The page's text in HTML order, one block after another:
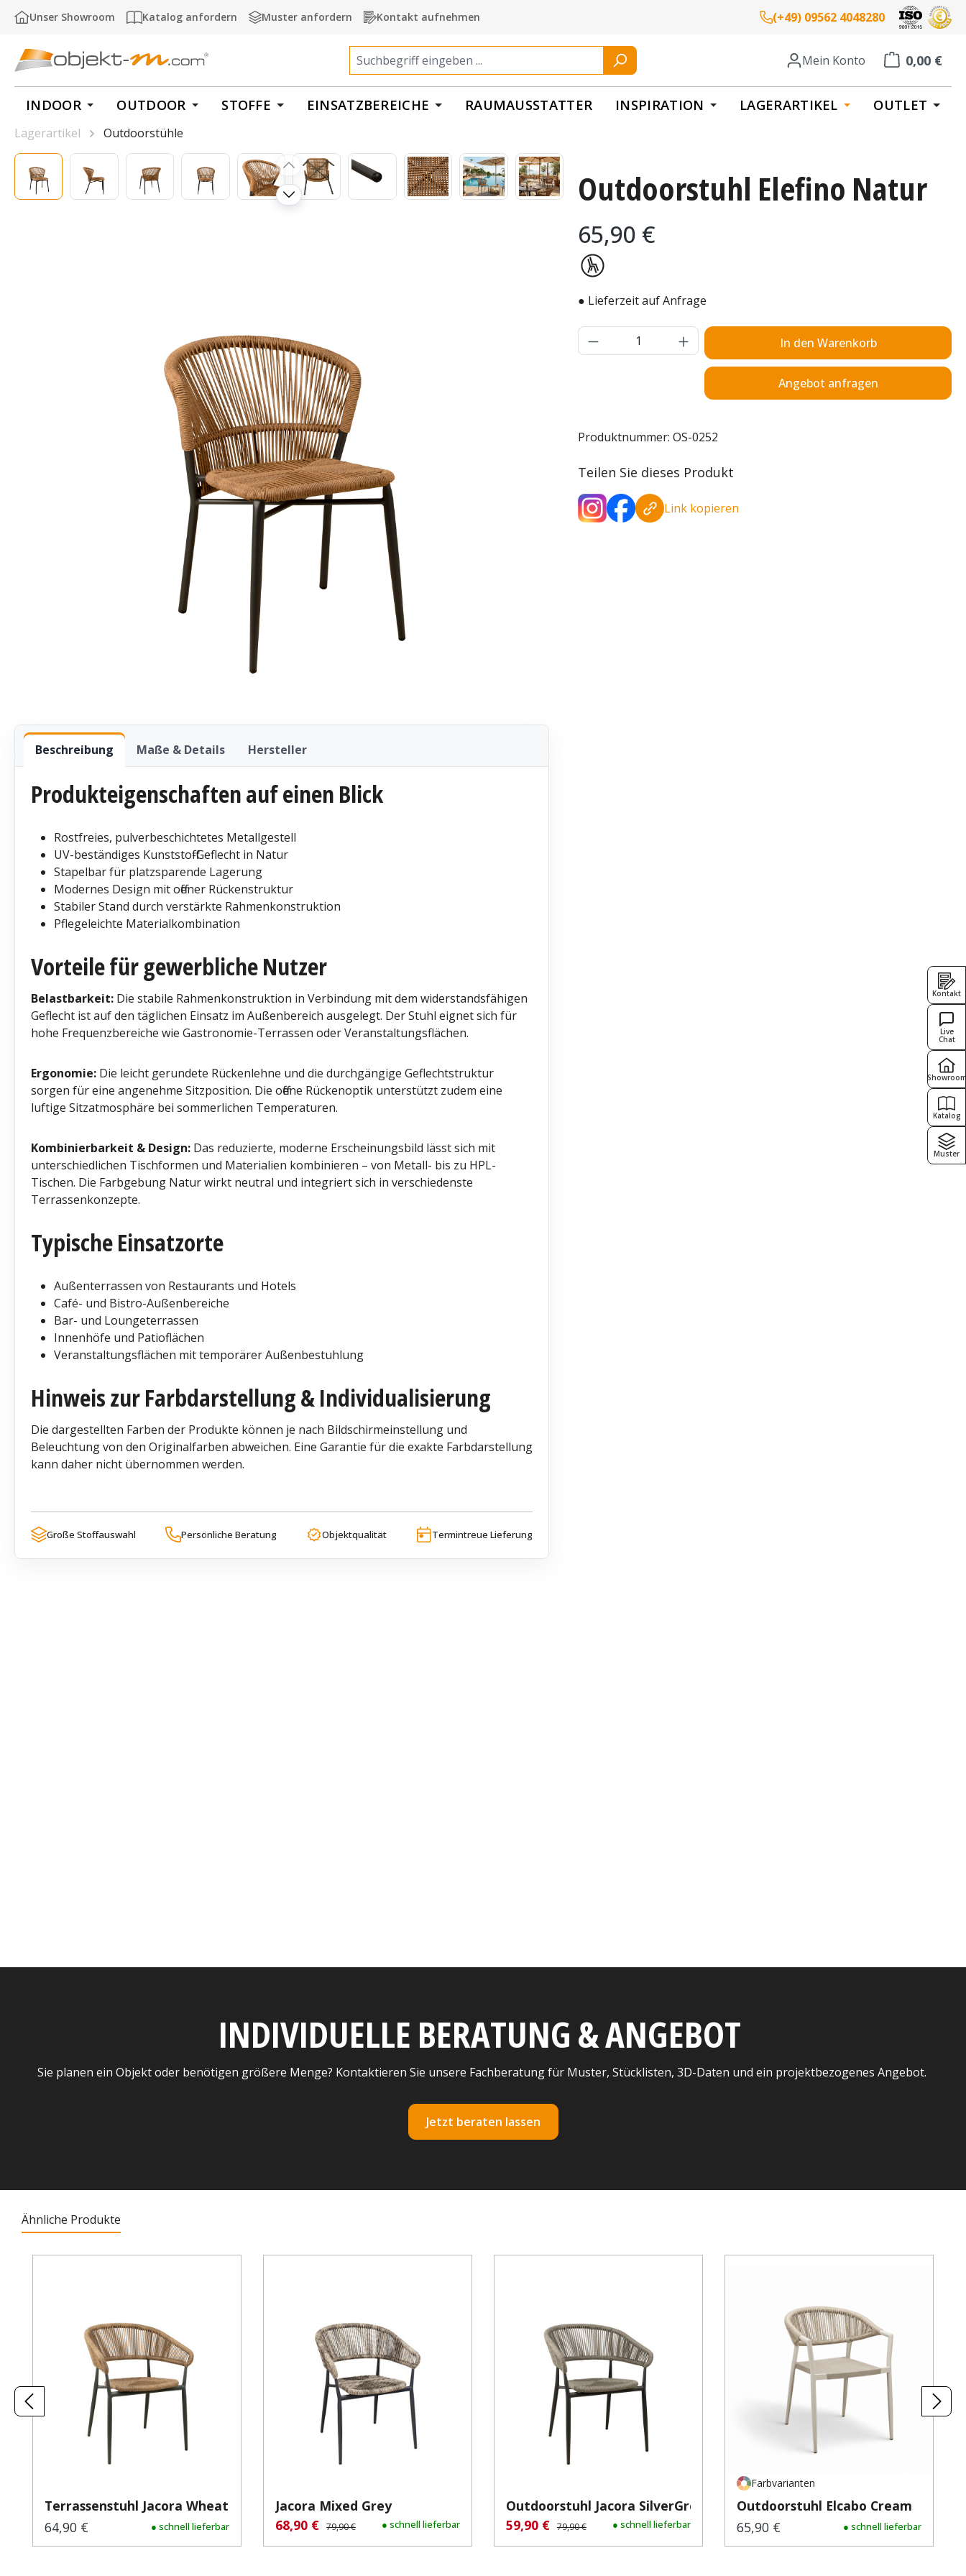
Hauptinhalt springen
Zur Suche springen
Zur Hauptnavigation springen
Unser Showroom Katalog anfordern Muster anfordern Kontakt aufnehmen (+49) 09562 4048280
Mein Konto 0,00 €
Warenkorb
INDOOR OUTDOOR STOFFE EINSATZBEREICHE RAUMAUSSTATTER INSPIRATION LAGERARTIKEL OUTLET
Outdoorstuhl Elefino Natur
Regulärer Preis:
65,90 €
● Lieferzeit auf Anfrage
Produkt Anzahl: Gib den gewünschten Wert
In den Warenkorb
Angebot anfragen
Produktnummer: OS-0252
Teilen Sie dieses Produkt
Link kopieren
Lagerartikel
Outdoorstühle
Bildergalerie überspringen
Beschreibung Maße & Details Hersteller
Produkteigenschaften auf einen Blick
Rostfreies, pulverbeschichtetes Metallgestell
UV-beständiges Kunststoff-Geflecht in Natur
Stapelbar für platzsparende Lagerung
Modernes Design mit offener Rückenstruktur
Stabiler Stand durch verstärkte Rahmenkonstruktion
Pflegeleichte Materialkombination
Vorteile für gewerbliche Nutzer
Belastbarkeit: Die stabile Rahmenkonstruktion in Verbindung mit dem widerstandsfähigen
Geflecht ist auf den täglichen Einsatz im Außenbereich ausgelegt. Der Stuhl eignet sich für
hohe Frequenzbereiche wie Gastronomie-Terrassen oder Veranstaltungsflächen.
Ergonomie: Die leicht gerundete Rückenlehne und die durchgängige Geflechtstruktur
sorgen für eine angenehme Sitzposition. Die offene Rückenoptik unterstützt zudem eine
luftige Sitzatmosphäre bei sommerlichen Temperaturen.
Kombinierbarkeit & Design: Das reduzierte, moderne Erscheinungsbild lässt sich mit
unterschiedlichen Tischformen und Materialien kombinieren – von Metall- bis zu HPL-
Tischen. Die Farbgebung Natur wirkt neutral und integriert sich in verschiedenste
Terrassenkonzepte.
Typische Einsatzorte
Außenterrassen von Restaurants und Hotels
Café- und Bistro-Außenbereiche
Bar- und Loungeterrassen
Innenhöfe und Patioflächen
Veranstaltungsflächen mit temporärer Außenbestuhlung
Hinweis zur Farbdarstellung & Individualisierung
Die dargestellten Farben der Produkte können je nach Bildschirmeinstellung und
Beleuchtung von den Originalfarben abweichen. Eine Garantie für die exakte Farbdarstellung
kann daher nicht übernommen werden.
Große Stoffauswahl Persönliche Beratung Objektqualität Termintreue Lieferung
INDIVIDUELLE BERATUNG & ANGEBOT
Sie planen ein Objekt oder benötigen größere Menge? Kontaktieren Sie unsere Fachberatung für Muster, Stücklisten, 3D-Daten und ein projektbezogenes Angebot.
Jetzt beraten lassen
Ähnliche Produkte
Terrassenstuhl Jacora Wheat
Regulärer Preis:
64,90 € ● schnell lieferbar
Jacora Mixed Grey
Verkaufspreis:
68,90 € Regulärer Preis:
79,90 € ● schnell lieferbar
Outdoorstuhl Jacora SilverGrey
Verkaufspreis:
59,90 € Regulärer Preis:
79,90 € ● schnell lieferbar
Farbvarianten
Outdoorstuhl Elcabo Cream
Regulärer Preis:
65,90 € ● schnell lieferbar
Kontakt
Live
Chat
Showroom
Katalog
Muster